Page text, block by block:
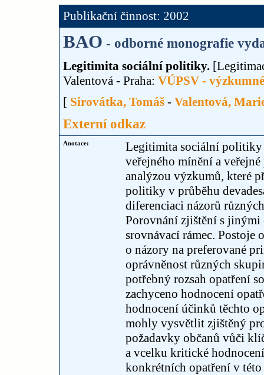
Publikační činnost: 2002
BAO - odborné monografie
Legitimita sociální politiky.
Valentová - Praha: VÚPSV -
[ Sirovátka, Tomáš - Valentová,
Externí odkaz
Anotace:
Legitimita sociální politiky
veřejného mínění a
analýzou výzkumů, které
politiky v průběhu
diferenciaci názorů
Porovnání zjištění s
srovnávací rámec. Postoje
o názory na preferované
oprávněnost různých
potřebný rozsah opatření
zachyceno hodnocení
hodnocení účinků těchto
mohly vysvětlit zjištěný
požadavky občanů vůči
a vcelku kritické hodnocení
konkrétních opatření v